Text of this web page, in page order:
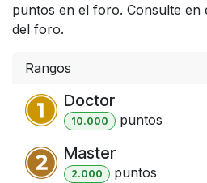
puntos en el foro. Consulte en
del foro.
Rangos
Doctor
10.000 puntos
Master
2.000 puntos